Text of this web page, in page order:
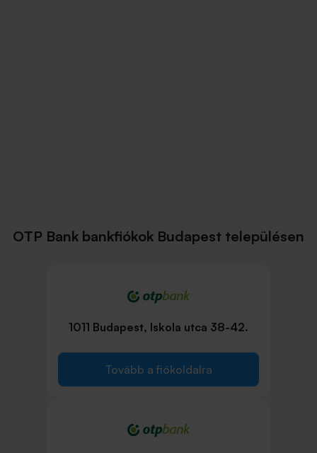
OTP Bank bankfiókok Budapest településen
1011 Budapest, Iskola utca 38-42.
Tovább a fiókoldalra